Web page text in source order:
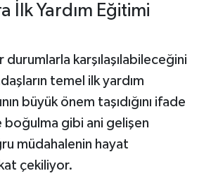
İlk Yardım Eğitimi
karşılaşılabileceğini
temel ilk yardım
büyük önem taşıdığını ifade
gibi ani gelişen
müdahalenin hayat
çekiliyor.